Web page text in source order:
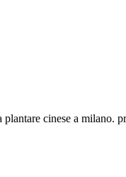
plantare cinese a